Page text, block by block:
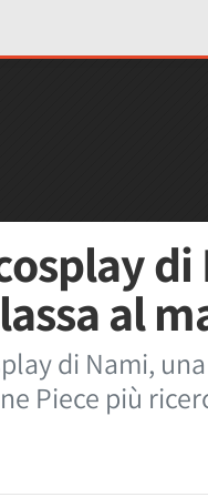
al
di Nami,
Piece più